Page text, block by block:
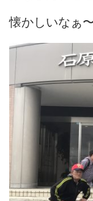
懐かしいなぁ